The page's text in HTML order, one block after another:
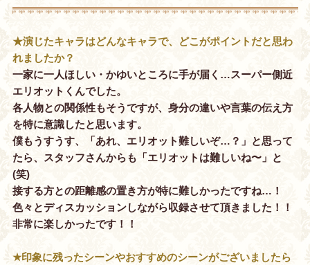
★演じたキャラはどんなキャラで、どこがポイントだと思わ
れましたか？
一家に一人ほしい・かゆいところに手が届く…スーパー側近
エリオットくんでした。
各人物との関係性もそうですが、身分の違いや言葉の伝え方
を特に意識したと思います。
僕もうすうす、「あれ、エリオット難しいぞ…？」と思って
たら、スタッフさんからも「エリオットは難しいね〜」と
(笑)
接する方との距離感の置き方が特に難しかったですね…！
色々とディスカッションしながら収録させて頂きました！！
非常に楽しかったです！！
★印象に残ったシーンやおすすめのシーンがございましたら